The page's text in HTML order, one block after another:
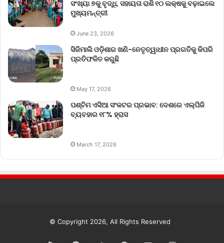
ସଂଖ୍ୟା ୭କୁ ବୃଦ୍ଧି, ସହାୟତା ରାଶି ୧୦ ଲକ୍ଷକୁ ବଢ଼ାଇଲେ
ମୁଖ୍ୟମନ୍ତ୍ରୀ
June 23, 2026
ସିଜିମାଲି ଓଡ଼ିଶାର ଖଣି-ନେତୃତ୍ୱାଧୀନ ପ୍ରଗତିକୁ କିପରି
ପ୍ରତିଫଳିତ କରୁଛି
May 17, 2026
ପଶ୍ଚିମ ଏସିଆ ସଂକଟର ପ୍ରଭାବ: ଦେଶରେ ଏଲ୍‌ପିଜି
ବ୍ୟବହାର ୧୮% ହ୍ରାସ
March 17, 2026
© Copyright 2026, All Rights Reserved